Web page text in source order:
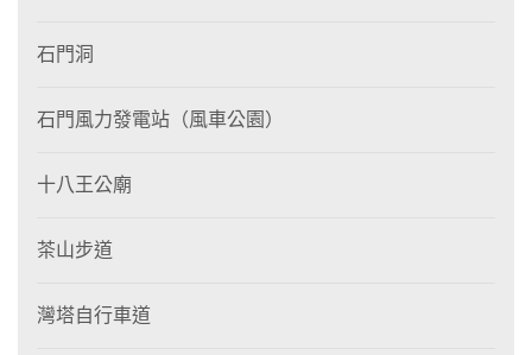
石門洞
石門風力發電站（風車公園）
十八王公廟
茶山步道
灣塔自行車道